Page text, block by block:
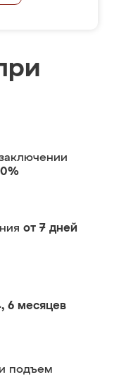
от 7 дней
6 месяцев
подъем